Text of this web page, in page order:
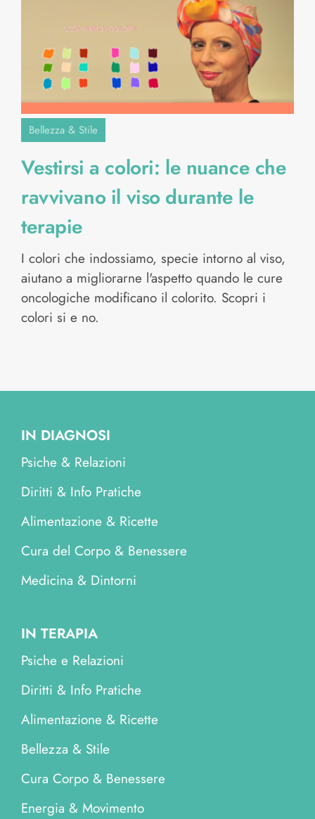
Bellezza & Stile
Vestirsi a colori: le nuance che
ravvivano il viso durante le
terapie
I colori che indossiamo, specie intorno al viso,
aiutano a migliorarne l'aspetto quando le cure
oncologiche modificano il colorito. Scopri i
colori si e no.
IN DIAGNOSI
Psiche & Relazioni
Diritti & Info Pratiche
Alimentazione & Ricette
Cura del Corpo & Benessere
Medicina & Dintorni
IN TERAPIA
Psiche e Relazioni
Diritti & Info Pratiche
Alimentazione & Ricette
Bellezza & Stile
Cura Corpo & Benessere
Energia & Movimento